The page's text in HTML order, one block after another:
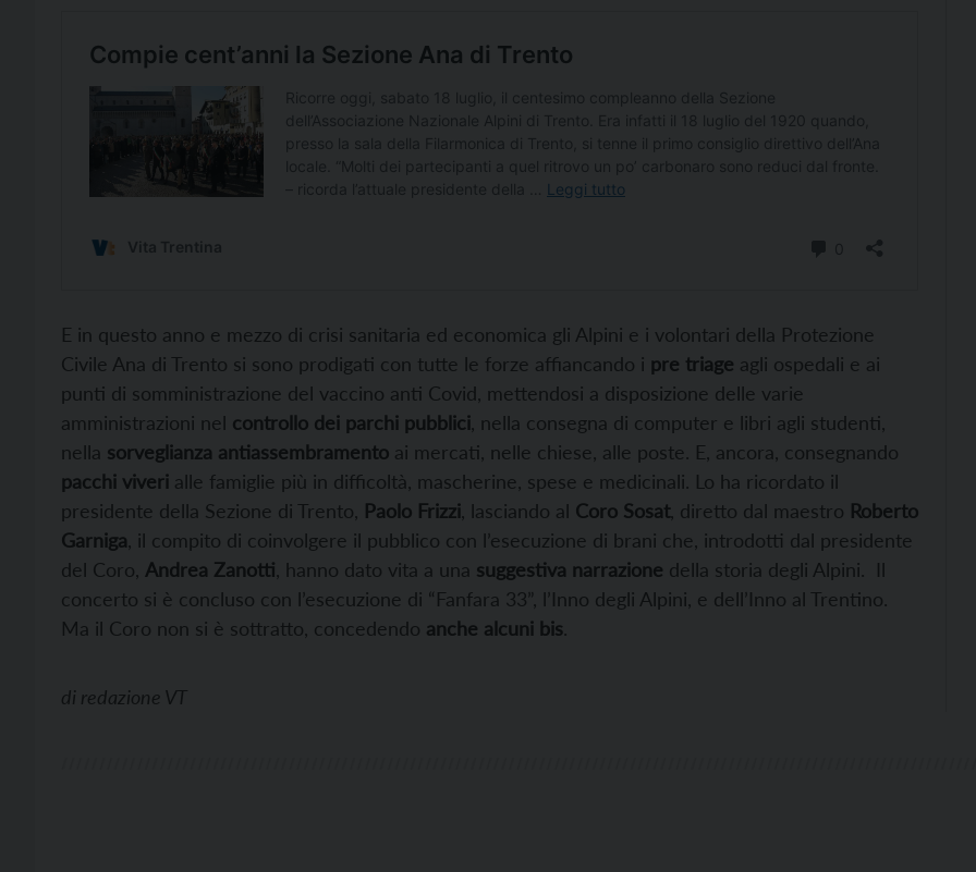
E in questo anno e mezzo di crisi sanitaria ed economica gli Alpini e i volontari della Protezione
Civile Ana di Trento si sono prodigati con tutte le forze affiancando i pre triage agli ospedali e ai
punti di somministrazione del vaccino anti Covid, mettendosi a disposizione delle varie
amministrazioni nel controllo dei parchi pubblici , nella consegna di computer e libri agli studenti,
nella sorveglianza antiassembramento ai mercati, nelle chiese, alle poste. E, ancora, consegnando
pacchi viveri alle famiglie più in difficoltà, mascherine, spese e medicinali. Lo ha ricordato il
presidente della Sezione di Trento, Paolo Frizzi , lasciando al Coro Sosat, diretto dal maestro Roberto
Garniga , il compito di coinvolgere il pubblico con l’esecuzione di brani che, introdotti dal presidente
del Coro, Andrea Zanotti , hanno dato vita a una suggestiva narrazione della storia degli Alpini. Il
concerto si è concluso con l’esecuzione di “Fanfara 33”, l’Inno degli Alpini, e dell’Inno al Trentino.
Ma il Coro non si è sottratto, concedendo anche alcuni bis.
di redazione VT